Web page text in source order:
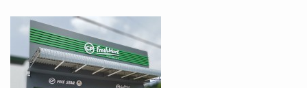
THIẾT KẾ THI CÔNG
BẢNG HIỆU CHUỖI CỬA